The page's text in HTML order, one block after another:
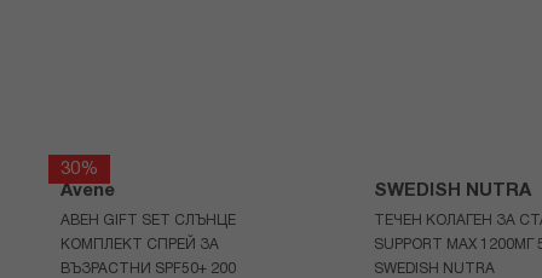
30%
Avene
АВЕН GIFT SET СЛЪНЦЕ
КОМПЛЕКТ СПРЕЙ ЗА
ВЪЗРАСТНИ SPF50+ 200
SWEDISH NUTRA
ТЕЧЕН КОЛАГЕН ЗА
SUPPORT MAX 1200МГ
SWEDISH NUTRA